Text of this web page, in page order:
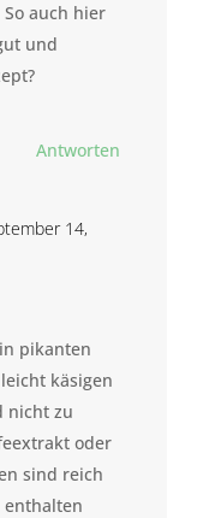
auch hier
und
Antworten
14,
pikanten
käsigen
nicht zu
oder
sind reich
enthalten